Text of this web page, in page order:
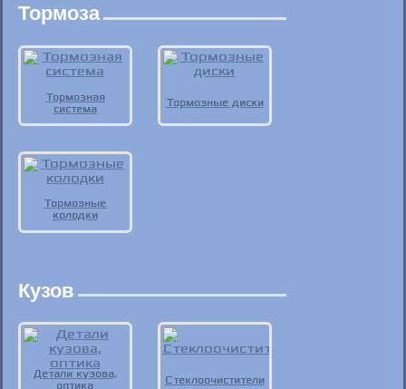
Тормоза
Тормозная
система
Тормозные диски
Тормозные
колодки
Кузов
Детали кузова,
оптика
Стеклоочистители